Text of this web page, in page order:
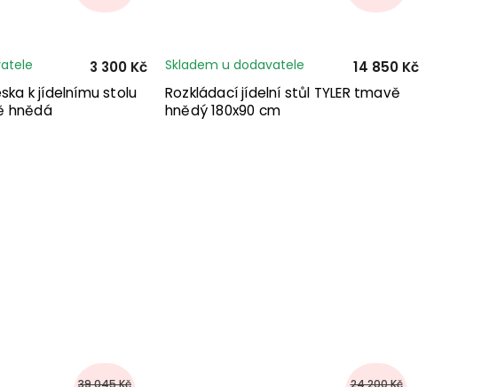
k jídelnímu stolu
hnědá
3 300 Kč
Rozkládací jídelní stůl TYLER tmavě
hnědý 180x90 cm
Skladem u dodavatele 14 850 Kč